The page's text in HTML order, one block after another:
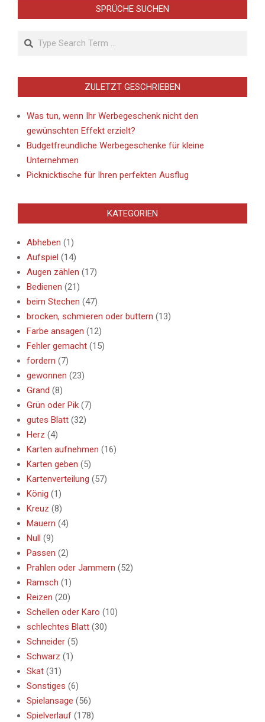
SPRÜCHE SUCHEN
Search
ZULETZT GESCHRIEBEN
Was tun, wenn Ihr Werbegeschenk nicht den
gewünschten Effekt erzielt?
Budgetfreundliche Werbegeschenke für kleine
Unternehmen
Picknicktische für Ihren perfekten Ausflug
KATEGORIEN
Abheben (1)
Aufspiel (14)
Augen zählen (17)
Bedienen (21)
beim Stechen (47)
brocken, schmieren oder buttern (13)
Farbe ansagen (12)
Fehler gemacht (15)
fordern (7)
gewonnen (23)
Grand (8)
Grün oder Pik (7)
gutes Blatt (32)
Herz (4)
Karten aufnehmen (16)
Karten geben (5)
Kartenverteilung (57)
König (1)
Kreuz (8)
Mauern (4)
Null (9)
Passen (2)
Prahlen oder Jammern (52)
Ramsch (1)
Reizen (20)
Schellen oder Karo (10)
schlechtes Blatt (30)
Schneider (5)
Schwarz (1)
Skat (31)
Sonstiges (6)
Spielansage (56)
Spielverlauf (178)